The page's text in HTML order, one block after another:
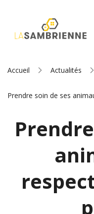
Accueil Actualités
Prendre soin de ses